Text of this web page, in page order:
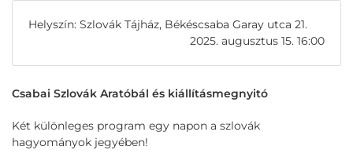
Helyszín: Szlovák Tájház, Békéscsaba Garay utca 21.
2025. augusztus 15. 16:00
Csabai Szlovák Aratóbál és kiállításmegnyitó
Két különleges program egy napon a szlovák
hagyományok jegyében!